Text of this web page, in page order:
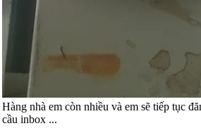
Hàng nhà em còn nhiều và em sẽ tiếp tục
cầu inbox ...